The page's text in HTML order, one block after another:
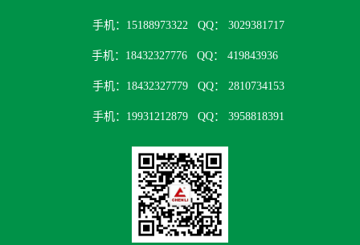
手机：15188973322 QQ： 3029381717
手机：18432327776 QQ： 419843936
手机：18432327779QQ： 2810734153
手机：19931212879 QQ： 3958818391